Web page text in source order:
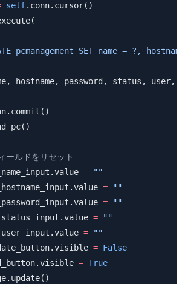
self.conn.cursor()
pcmanagement SET name = ?,
hostname, password, status, user,
ルドをリセット
= ""
= ""
= ""
= ""
= ""
= False
= True